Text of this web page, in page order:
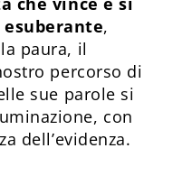
,
paura, il
percorso di
sue parole si
con
dell’evidenza.